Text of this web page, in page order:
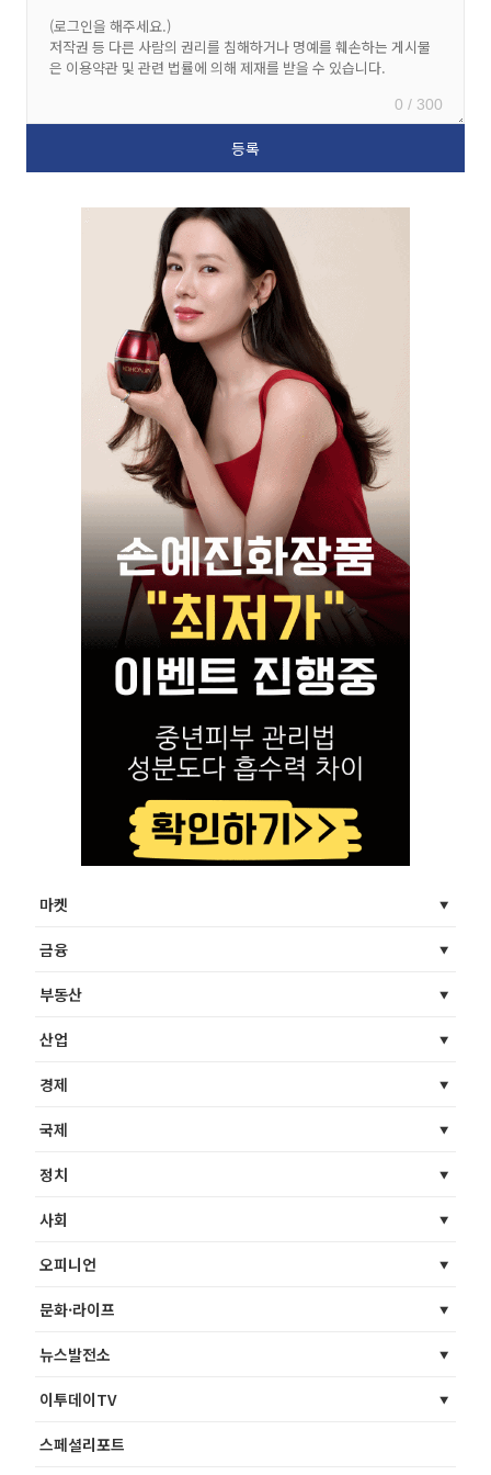
0 / 300
마켓
금융
부동산
산업
경제
국제
정치
사회
오피니언
문화·라이프
뉴스발전소
이투데이TV
스페셜리포트